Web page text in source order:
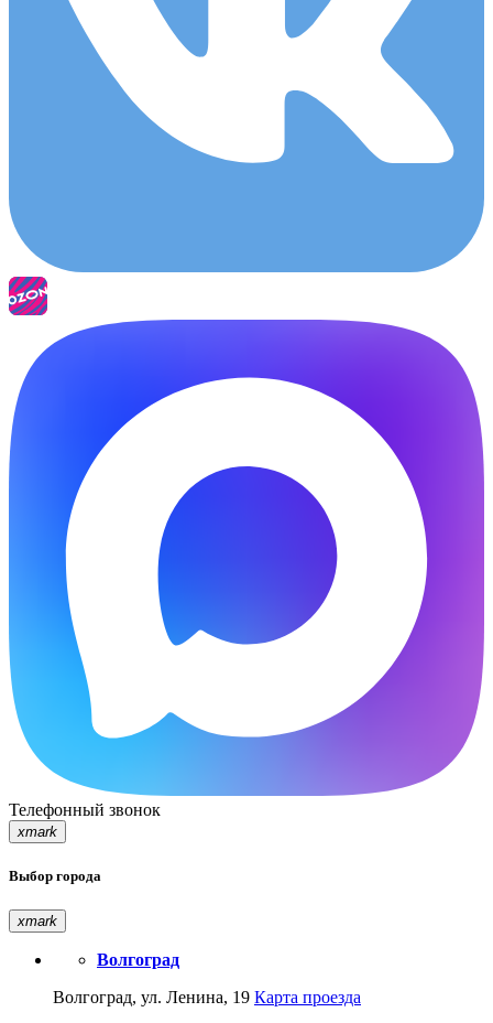
Телефонный звонок
xmark
Выбор города
xmark
Волгоград
Волгоград, ул. Ленина, 19 Карта проезда